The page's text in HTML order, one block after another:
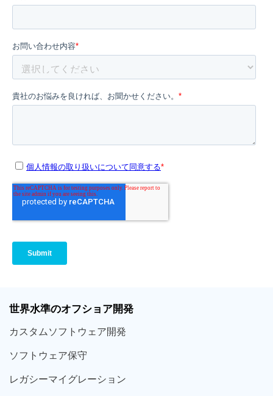
世界水準のオフショア開発
カスタムソフトウェア開発
ソフト ウェア保守
レガシーマイグレーション